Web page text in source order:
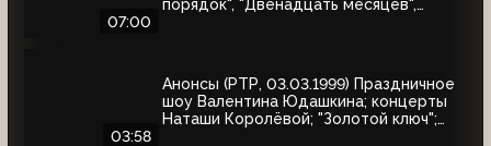
07:00
порядок", "Двенадцать месяцев",
Мюнхгаузен", "Жара в Лос-Анджелесе"
03:58
Анонсы (РТР, 03.03.1999) Праздничное
шоу Валентина Юдашкина; концерты
Наташи Королёвой; "Золотой ключ";